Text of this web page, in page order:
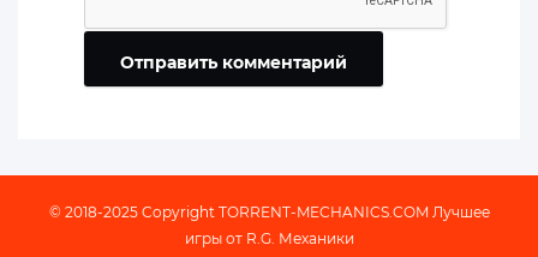
Отправить комментарий
© 2018-2025 Copyright TORRENT-MECHANICS.COM Лучшее
игры от R.G. Механики